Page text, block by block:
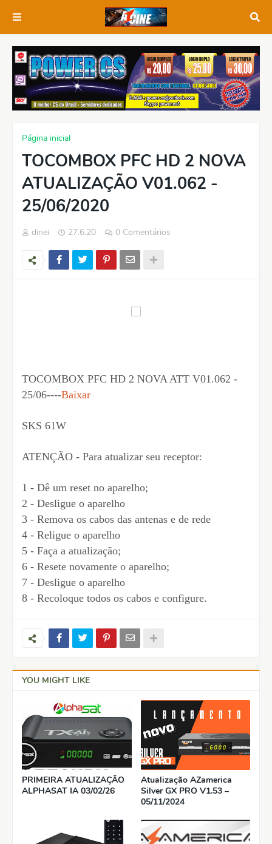
Página inicial
TOCOMBOX PFC HD 2 NOVA
ATUALIZAÇÃO V01.062 -
25/06/2020
dinei 27.6.20 0 Comentários
TOCOMBOX PFC HD 2 NOVA ATT V01.062 -
25/06----Baixar
SKS 61W
ATENÇÃO - Para atualizar seu receptor:
1 - Dê um reset no aparelho;
2 - Desligue o aparelho
3 - Remova os cabos das antenas e de rede
4 - Religue o aparelho
5 - Faça a atualização;
6 - Resete novamente o aparelho;
7 - Desligue o aparelho
8 - Recoloque todos os cabos e configure.
YOU MIGHT LIKE
PRIMEIRA ATUALIZAÇÃO
ALPHASAT IA 03/02/26
Atualização AZamerica
Silver GX PRO V1.53 –
05/11/2024